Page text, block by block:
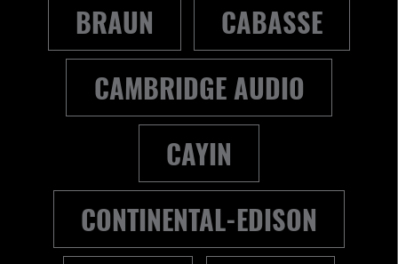
BRAUN
CABASSE
CAMBRIDGE AUDIO
CAYIN
CONTINENTAL-EDISON